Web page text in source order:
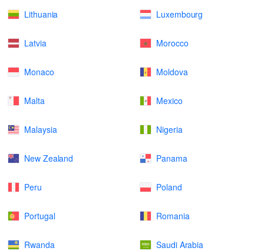
Lithuania Luxembourg
Latvia Morocco
Monaco Moldova
Malta Mexico
Malaysia Nigeria
New Zealand Panama
Peru Poland
Portugal Romania
Rwanda Saudi Arabia